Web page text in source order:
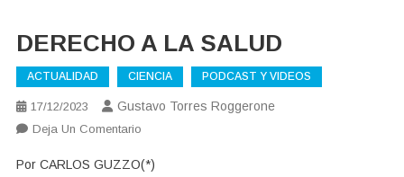
DERECHO A LA SALUD
ACTUALIDAD CIENCIA PODCAST Y VIDEOS
17/12/2023 Gustavo Torres Roggerone
Deja Un ComentarioEn
A
Por CARLOS GUZZO(*)